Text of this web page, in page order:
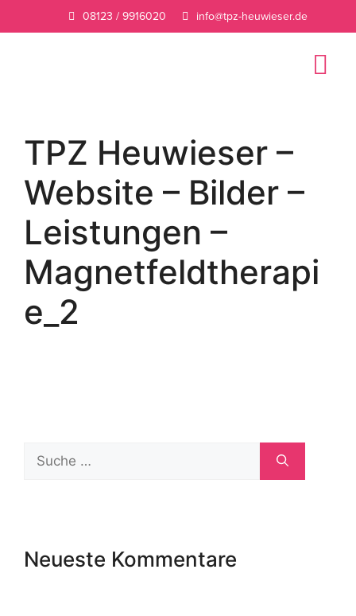
08123 / 9916020 info@tpz-heuwieser.de
TPZ Heuwieser –
Website – Bilder –
Leistungen –
Magnetfeldtherapi
e_2
Neueste Kommentare